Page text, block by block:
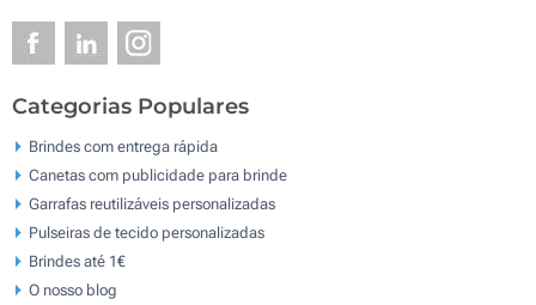
Categorias Populares
Brindes com entrega rápida
Canetas com publicidade para brinde
Garrafas reutilizáveis personalizadas
Pulseiras de tecido personalizadas
Brindes até 1€
O nosso blog